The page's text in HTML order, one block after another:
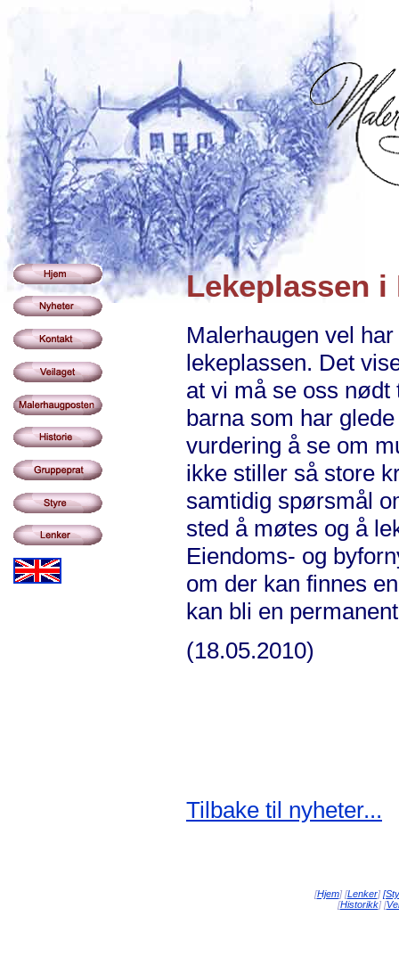
Lekeplassen
Malerhaugen vel
lekeplassen. Det
at vi må se oss
barna som har
vurdering å se om
ikke stiller så store
samtidig spørsmål
sted å møtes og å
Eiendoms- og
om der kan finnes
kan bli en
(18.05.2010)
Tilbake til nyheter...
[Hjem] [Lenker]
[Historikk] [